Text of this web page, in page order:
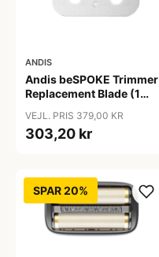
ANDIS
Andis beSPOKE Trimmer
Replacement Blade (1
VEJL. PRIS 379,00 KR
303,20 kr
SPAR 20%